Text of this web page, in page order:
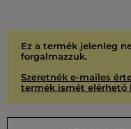
Ez a termék jelenleg
forgalmazzuk.
Szeretnék e-mailes
termék ismét elérhető